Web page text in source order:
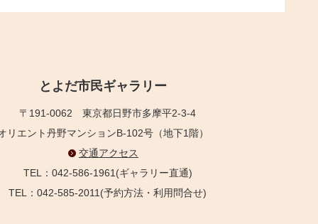
とよだ市民ギャラリー
〒191-0062 東京都日野市多摩平2-3-4
リエント丹野マンションB-102号（地下1階）
交通アクセス
TEL：042-586-1961(ギャラリー直通)
：042-585-2011(予約方法・利用問合せ)